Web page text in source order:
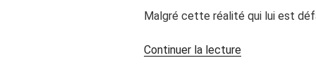
Malgré cette réalité qui lui est
Continuer la lecturede